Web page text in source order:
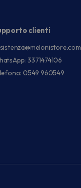
clienti
3371474106
0549 960549